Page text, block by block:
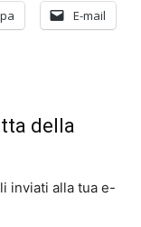
E-mail
della
inviati alla tua e-